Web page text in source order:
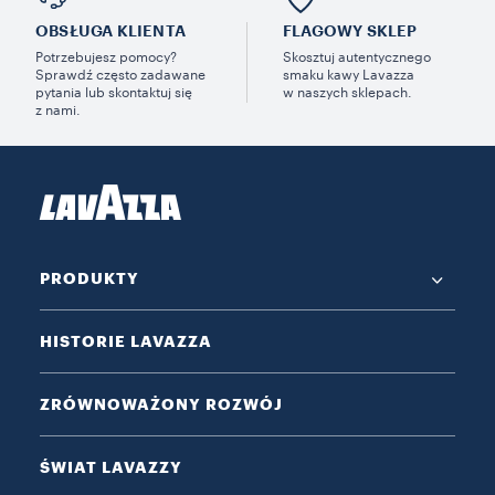
OBSŁUGA KLIENTA
Potrzebujesz pomocy?
Sprawdź często zadawane
pytania lub skontaktuj się
z nami.
FLAGOWY SKLEP
Skosztuj autentycznego
smaku kawy Lavazza
w naszych sklepach.
PRODUKTY
HISTORIE LAVAZZA
ZRÓWNOWAŻONY ROZWÓJ
ŚWIAT LAVAZZY